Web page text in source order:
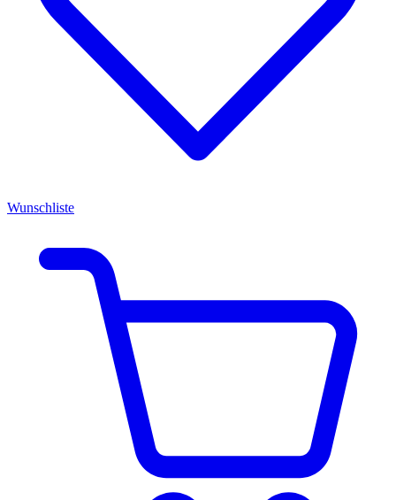
Wunschliste